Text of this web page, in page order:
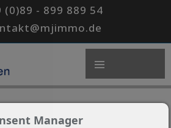
(0)89 - 899 889 54
Manager